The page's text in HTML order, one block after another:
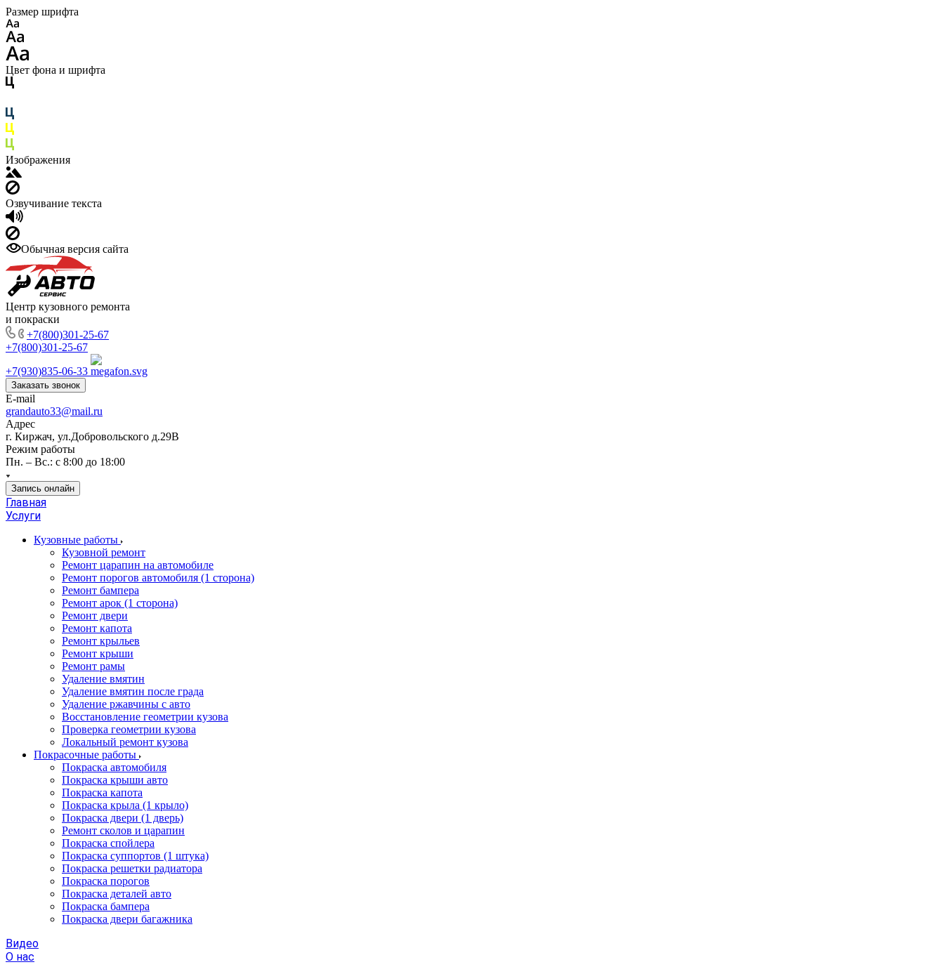
Размер шрифта
Цвет фона и шрифта
Изображения
Озвучивание текста
Обычная версия сайта
Центр кузовного ремонта
и покраски
+7(800)301-25-67
+7(800)301-25-67
+7(930)835-06-33
Заказать звонок
E-mail
grandauto33@mail.ru
Адрес
г. Киржач, ул.Добровольского д.29В
Режим работы
Пн. – Вс.: с 8:00 до 18:00
Запись онлайн
Главная
Услуги
Кузовные работы
Кузовной ремонт
Ремонт царапин на автомобиле
Ремонт порогов автомобиля (1 сторона)
Ремонт бампера
Ремонт арок (1 сторона)
Ремонт двери
Ремонт капота
Ремонт крыльев
Ремонт крыши
Ремонт рамы
Удаление вмятин
Удаление вмятин после града
Удаление ржавчины с авто
Восстановление геометрии кузова
Проверка геометрии кузова
Локальный ремонт кузова
Покрасочные работы
Покраска автомобиля
Покраска крыши авто
Покраска капота
Покраска крыла (1 крыло)
Покраска двери (1 дверь)
Ремонт сколов и царапин
Покраска спойлера
Покраска суппортов (1 штука)
Покраска решетки радиатора
Покраска порогов
Покраска деталей авто
Покраска бампера
Покраска двери багажника
Видео
О нас